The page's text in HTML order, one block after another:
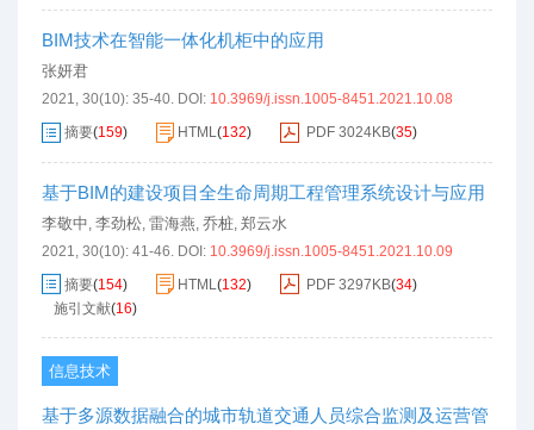
BIM技术在智能一体化机柜中的应用
张妍君
2021, 30(10): 35-40. DOI: 10.3969/j.issn.1005-8451.2021.10.08
摘要(159) HTML (132) PDF 3024KB(35)
基于BIM的建设项目全生命周期工程管理系统设计与应用
李敬中 李劲松 雷海燕 乔桩 郑云水
2021, 30(10): 41-46. DOI: 10.3969/j.issn.1005-8451.2021.10.09
摘要(154) HTML (132) PDF 3297KB(34)
施引文献(16)
信息技术
基于多源数据融合的城市轨道交通人员综合监测及运营管